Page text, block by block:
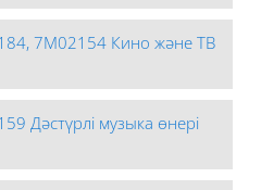
7М02154 Кино және ТВ
Дәстүрлі музыка өнері